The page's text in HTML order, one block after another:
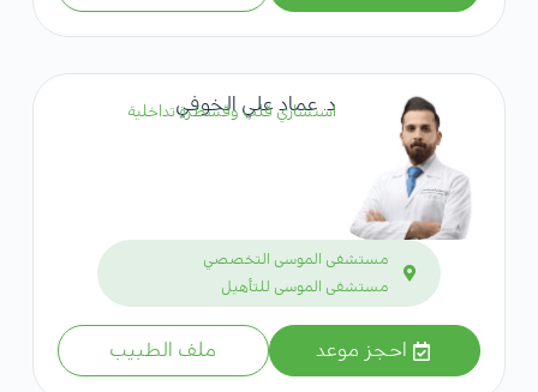
د. عماد علي الخوفي
استشاري قلب وقسطرة تداخلية
مستشفى الموسى التخصصي
مستشفى الموسى للتأهيل
احجز موعد ملف الطبيب